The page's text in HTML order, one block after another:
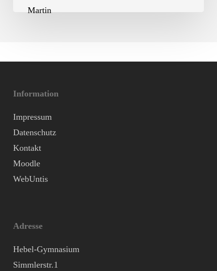
Information
Impressum
Datenschutz
Kontakt
Moodle
WebUntis
Adresse
Hebel-Gymnasium
Simmlerstr.1